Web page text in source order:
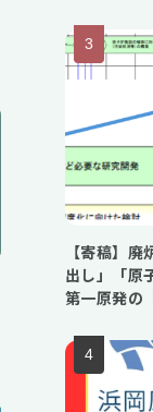
【寄稿】
出し」「原
第一原発の